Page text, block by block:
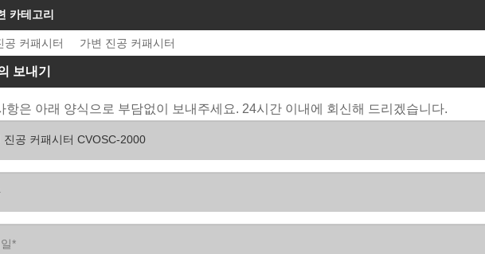
카테고리
공 커패시터 가변 진공 커패시터
보내기
항은 아래 양식으로 부담없이 보내주세요. 24시간 이내에 회신해 드리겠습니다.